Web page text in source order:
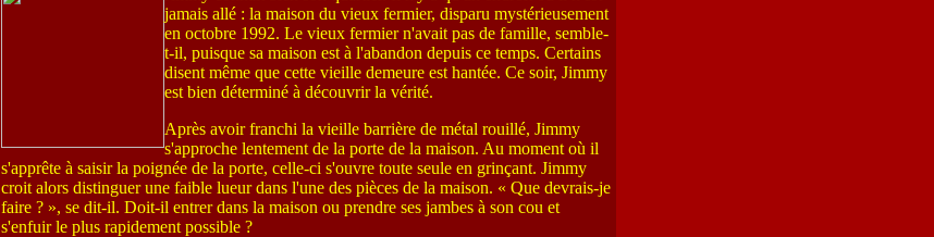
jamais allé : la maison du vieux fermier, disparu mystérieusement
en octobre 1992. Le vieux fermier n'avait pas de famille, semble-
t-il, puisque sa maison est à l'abandon depuis ce temps. Certains
disent même que cette vieille demeure est hantée. Ce soir, Jimmy
est bien déterminé à découvrir la vérité.
Après avoir franchi la vieille barrière de métal rouillé, Jimmy
s'approche lentement de la porte de la maison. Au moment où il
s'apprête à saisir la poignée de la porte, celle-ci s'ouvre toute seule en grinçant. Jimmy
croit alors distinguer une faible lueur dans l'une des pièces de la maison. « Que devrais-je
faire ? », se dit-il. Doit-il entrer dans la maison ou prendre ses jambes à son cou et
s'enfuir le plus rapidement possible ?